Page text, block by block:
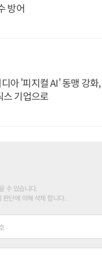
방어
아 '피지컬 AI' 동맹 강화,
스 기업으로
수 있습니다.
단에 의해 삭제 합니다.